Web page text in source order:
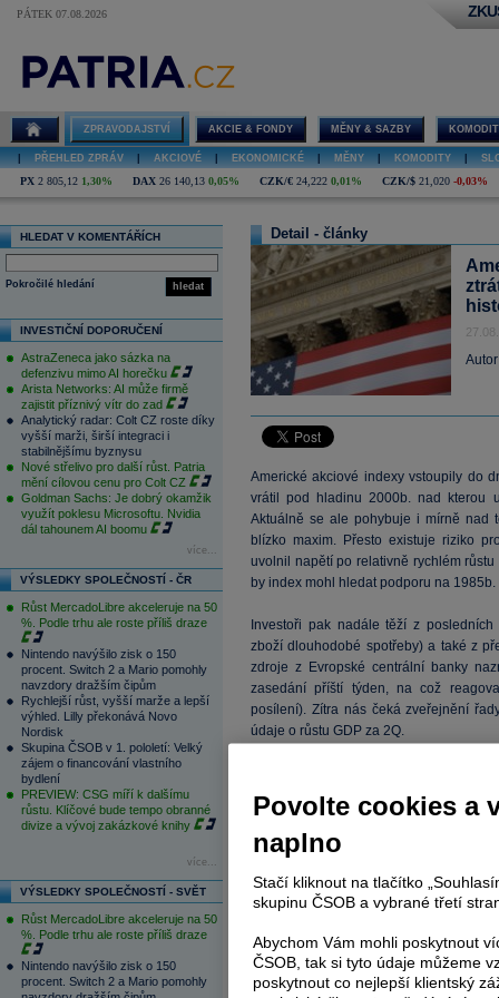
PÁTEK 07.08.2026
ZPRAVODAJSTVÍ AKCIE & FONDY MĚNY & SAZBY
PŘEHLED ZPRÁV AKCIOVÉ EKONOMICKÉ MĚNY KOMODITY
PX 2 805,12 1,30% DAX 26 140,13 0,05% CZK/€ 24,222 0,01% CZK/$ 21,020 -0,03%
HLEDAT V KOMENTÁŘÍCH
hledat
Pokročilé hledání
INVESTIČNÍ DOPORUČENÍ
AstraZeneca jako sázka na
defenzivu mimo AI horečku
Arista Networks: AI může firmě
zajistit příznivý vítr do zad
Analytický radar: Colt CZ roste díky
vyšší marži, širší integraci i
stabilnějšímu byznysu
Nové střelivo pro další růst. Patria
mění cílovou cenu pro Colt CZ
Goldman Sachs: Je dobrý okamžik
využít poklesu Microsoftu. Nvidia
dál tahounem AI boomu
více...
VÝSLEDKY SPOLEČNOSTÍ - ČR
Růst MercadoLibre akceleruje na 50
%. Podle trhu ale roste příliš draze
Nintendo navýšilo zisk o 150
procent. Switch 2 a Mario pomohly
navzdory dražším čipům
Rychlejší růst, vyšší marže a lepší
výhled. Lilly překonává Novo
Nordisk
Skupina ČSOB v 1. pololetí: Velký
zájem o financování vlastního
bydlení
PREVIEW: CSG míří k dalšímu
růstu. Klíčové bude tempo obranné
divize a vývoj zakázkové knihy
více...
VÝSLEDKY SPOLEČNOSTÍ - SVĚT
Růst MercadoLibre akceleruje na 50
%. Podle trhu ale roste příliš draze
Nintendo navýšilo zisk o 150
procent. Switch 2 a Mario pomohly
Detail - články
Americké akciové indexy vstoupily do
vrátil pod hladinu 2000b. nad kterou
Aktuálně se ale pohybuje i mírně nad
blízko maxim. Přesto existuje riziko
uvolnil napětí po relativně rychlém
by index mohl hledat podporu na 1985b.
Investoři pak nadále těží z
zboží dlouhodobé spotřeby) a také z
zdroje z Evropské centrální banky
zasedání příští týden, na což
posílení). Zítra nás čeká zveřejnění
údaje o růstu GDP za 2Q.
Povolte cookies a
naplno
Stačí kliknout na tlačítko
skupinu ČSOB a vybrané třetí
Abychom Vám mohli poskytnout
ČSOB, tak si tyto údaje můžeme
poskytnout co nejlepší klientský